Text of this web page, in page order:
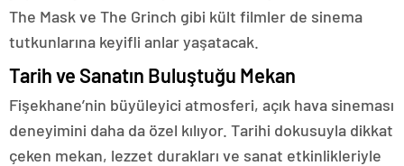
The Mask ve The Grinch gibi kült filmler de sinema
tutkunlarına keyifli anlar yaşatacak.
Tarih ve Sanatın Buluştuğu Mekan
Fişekhane’nin büyüleyici atmosferi, açık hava sineması
deneyimini daha da özel kılıyor. Tarihi dokusuyla dikkat
çeken mekan, lezzet durakları ve sanat etkinlikleriyle